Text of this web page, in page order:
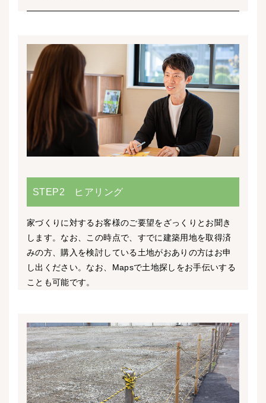
STEP2 ヒアリング
家づくりに対するお客様のご要望をざっくりとお聞き
します。なお、この時点で、すでに建築用地を取得済
みの方、購入を検討している土地がおありの方はお申
し出ください。なお、Mapsで土地探しをお手伝いする
ことも可能です。